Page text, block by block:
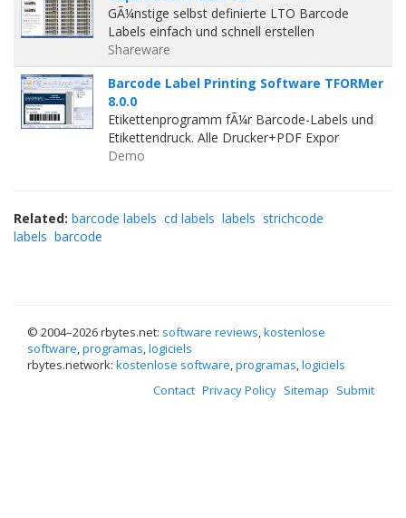
GÃ¼nstige selbst definierte LTO Barcode
Labels einfach und schnell erstellen
Shareware
Barcode Label Printing Software TFORMer
8.0.0
Etikettenprogramm fÃ¼r Barcode-Labels und
Etikettendruck. Alle Drucker+PDF Expor
Demo
Related: barcode labels cd labels labels strichcode
labels barcode
© 2004–2026 rbytes.net: software reviews,kostenlose
software,programas,logiciels
rbytes.network: kostenlose software,programas,logiciels
Contact Privacy Policy Sitemap Submit